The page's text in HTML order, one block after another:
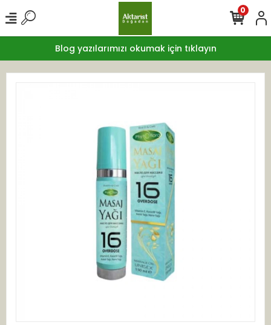
Blog yazılarımızı okumak için tıklayın
0